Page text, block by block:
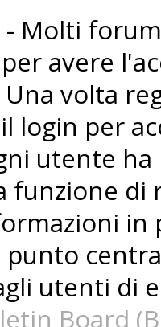
- Molti
avere
Una volta
login per
utente
funzione
in
punto
utenti di
Board